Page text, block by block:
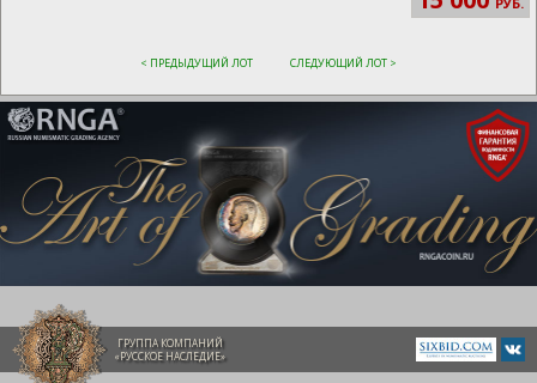
< ПРЕДЫДУЩИЙ ЛОТ СЛЕДУЮЩИЙ ЛОТ >
ГРУППА КОМПАНИЙ
«РУССКОЕ НАСЛЕДИЕ»